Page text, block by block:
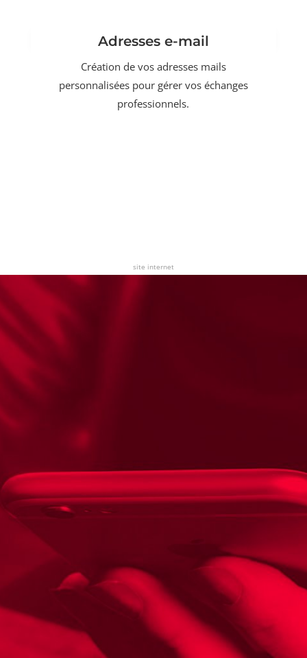
Adresses e-mail
Création de vos adresses mails
personnalisées pour gérer vos échanges
professionnels.
site internet